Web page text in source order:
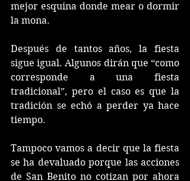
mejor esquina donde mear o dormir
la mona.
Después de tantos años, la fiesta
sigue igual. Algunos dirán que “como
corresponde a una fiesta
tradicional”, pero el caso es que la
tradición se echó a perder ya hace
tiempo.
Tampoco vamos a decir que la fiesta
se ha devaluado porque las acciones
de San Benito no cotizan por ahora